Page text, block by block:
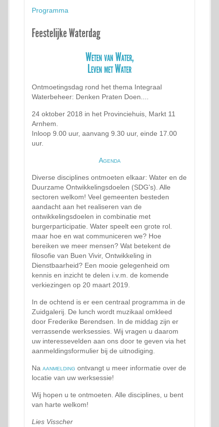
Programma
Feestelijke Waterdag
Weten van Water,
Leven met Water
Ontmoetingsdag rond het thema Integraal
Waterbeheer: Denken Praten Doen....
24 oktober 2018 in het Provinciehuis, Markt 11
Arnhem.
Inloop 9.00 uur, aanvang 9.30 uur, einde 17.00
uur.
Agenda
Diverse disciplines ontmoeten elkaar: Water en de
Duurzame Ontwikkelingsdoelen (SDG's). Alle
sectoren welkom! Veel gemeenten besteden
aandacht aan het realiseren van de
ontwikkelingsdoelen in combinatie met
burgerparticipatie. Water speelt een grote rol.
maar hoe en wat communiceren we? Hoe
bereiken we meer mensen? Wat betekent de
filosofie van Buen Vivir, Ontwikkeling in
Dienstbaarheid? Een mooie gelegenheid om
kennis en inzicht te delen i.v.m. de komende
verkiezingen op 20 maart 2019.
In de ochtend is er een centraal programma in de
Zuidgalerij. De lunch wordt muzikaal omkleed
door Frederike Berendsen. In de middag zijn er
verrassende werksessies. Wij vragen u daarom
uw interessevelden aan ons door te geven via het
aanmeldingsformulier bij de uitnodiging.
Na aanmelding ontvangt u meer informatie over de
locatie van uw werksessie!
Wij hopen u te ontmoeten. Alle disciplines, u bent
van harte welkom!
Lies Visscher